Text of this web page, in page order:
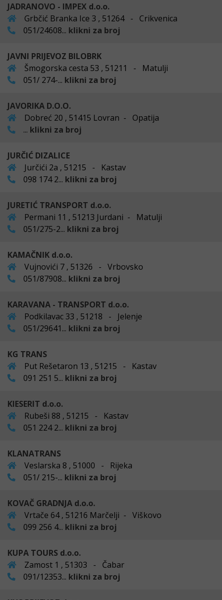
JADRANOVO - IMPEX d.o.o.
Grbčić Branka Ice 3 , 51264 - Crikvenica
051/24608... klikni za broj
JAVNI PRIJEVOZ BILOBRK
Šmogorska cesta 53 , 51211 - Matulji
051/ 274-... klikni za broj
JAVORIKA D.O.O.
Dobreć 20 , 51415 Lovran - Opatija
... klikni za broj
JURČIĆ DIZALICE
Jurčići 2a , 51215 - Kastav
098 174 2... klikni za broj
JURETIĆ TRANSPORT d.o.o.
Permani 11 , 51213 Jurdani - Matulji
051/275-2... klikni za broj
KAMAČNIK d.o.o.
Vujnovići 7 , 51326 - Vrbovsko
051/87908... klikni za broj
KARAVANA - TRANSPORT d.o.o.
Podkilavac 33 , 51218 - Jelenje
051/29641... klikni za broj
KG TRANS
Put Rešetaron 13 , 51215 - Kastav
091 251 5... klikni za broj
KIESERIT d.o.o.
Rubeši 88 , 51215 - Kastav
051 224 2... klikni za broj
KLANATRANS
Veslarska 8 , 51000 - Rijeka
051/ 215-... klikni za broj
KOVAČ GRADNJA d.o.o.
Vrtače 64 , 51216 Marčelji - Viškovo
099 256 4... klikni za broj
KUPA TOURS d.o.o.
Zamost 1 , 51303 - Čabar
091/12353... klikni za broj